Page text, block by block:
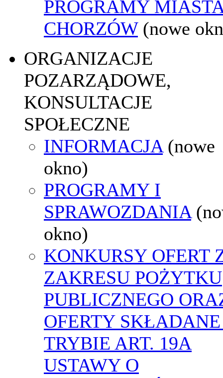
PROGRAMY
CHORZÓW (nowe
ORGANIZACJE
POZARZĄDOWE,
KONSULTACJE
SPOŁECZNE
INFORMACJA (nowe
okno)
PROGRAMY I
SPRAWOZDANIA
okno)
KONKURSY OFERT
ZAKRESU POŻYTKU
PUBLICZNEGO
OFERTY
TRYBIE ART. 19A
USTAWY O